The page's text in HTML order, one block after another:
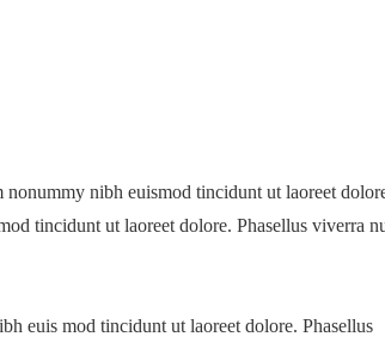
nibh euismod tincidunt ut laoreet
tincidunt ut laoreet dolore. Phasellus viverra
euis mod tincidunt ut laoreet dolore. Phasellus